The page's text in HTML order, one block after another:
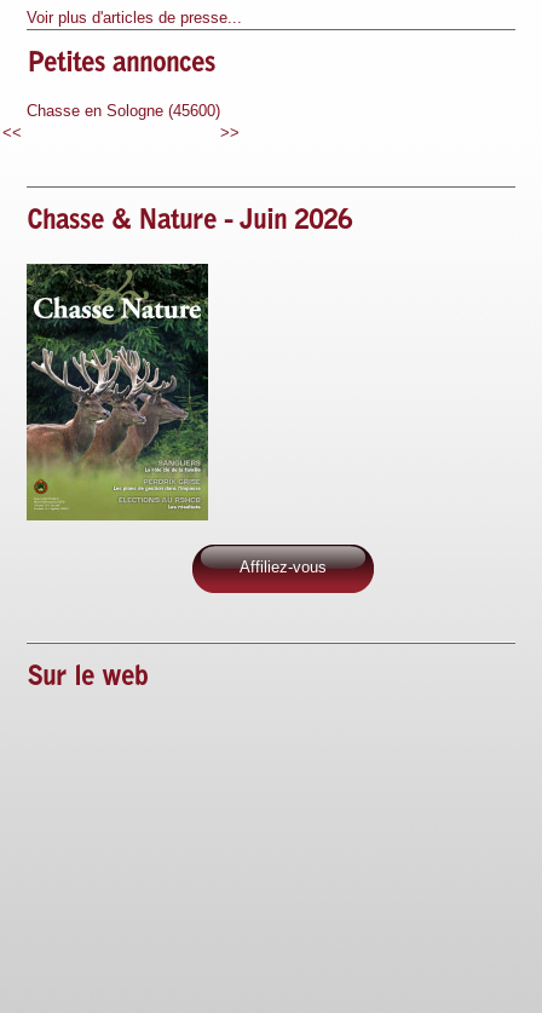
Voir plus d'articles de presse...
Petites annonces
Chasse en Sologne (45600)
<<
>>
Chasse & Nature - Juin 2026
Affiliez-vous
Sur le web